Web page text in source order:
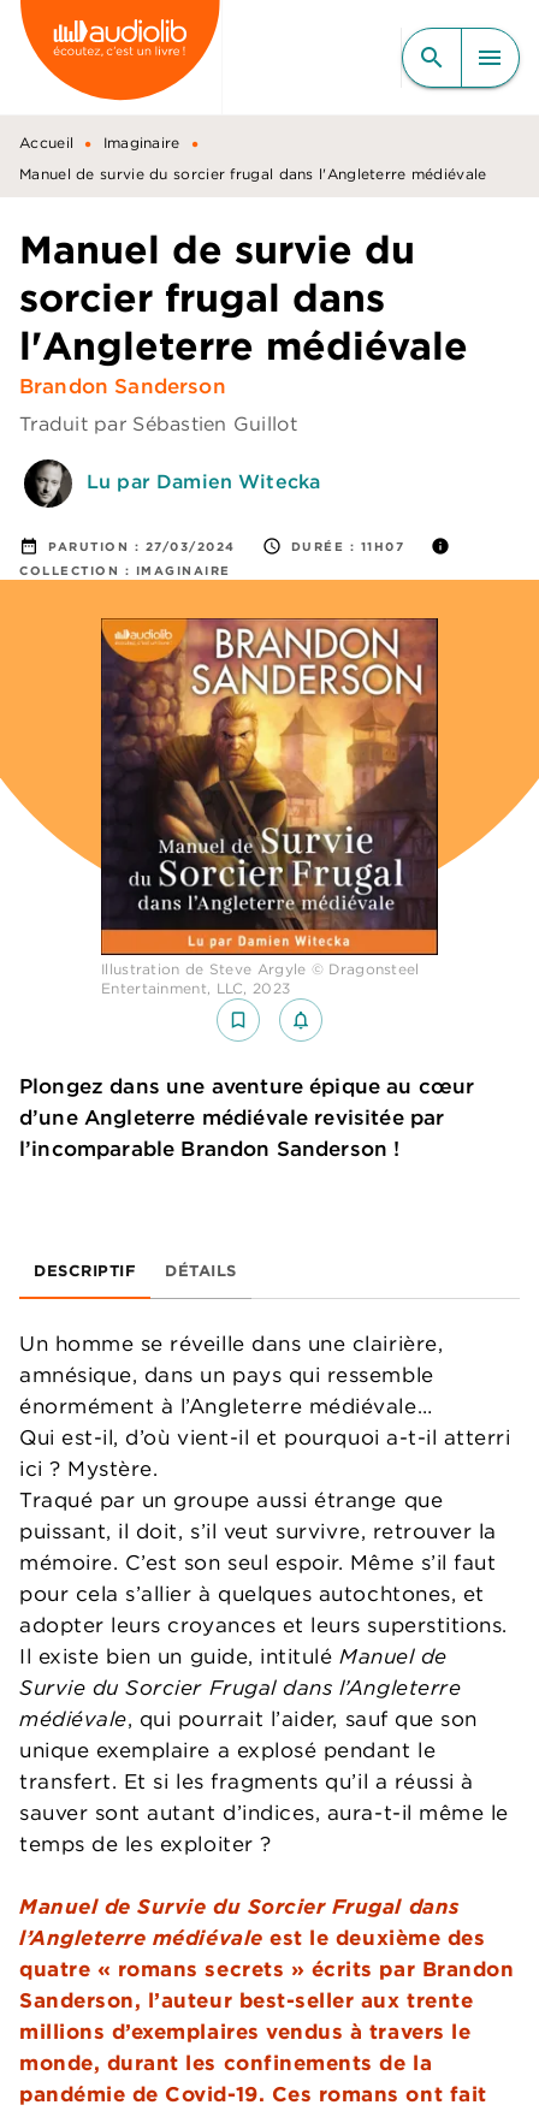
MENU RECHERCHE
CONTENU
PIED DE PAGE
search menu
Accueil • Imaginaire •
Manuel de survie du sorcier frugal dans l'Angleterre médiévale
Manuel de survie du
sorcier frugal dans
l'Angleterre médiévale
Brandon Sanderson
Traduit par Sébastien Guillot
Lu par Damien Witecka
date_range PARUTION : 27/03/2024 access_time DURÉE : 11H07 info
COLLECTION : IMAGINAIRE
Illustration de Steve Argyle © Dragonsteel
Entertainment, LLC, 2023
bookmark_border notifications_none_outlined
Plongez dans une aventure épique au cœur
d’une Angleterre médiévale revisitée par
l’incomparable Brandon Sanderson !
DESCRIPTIF DÉTAILS
Un homme se réveille dans une clairière,
amnésique, dans un pays qui ressemble
énormément à l’Angleterre médiévale…
Qui est-il, d’où vient-il et pourquoi a-t-il atterri
ici ? Mystère.
Traqué par un groupe aussi étrange que
puissant, il doit, s’il veut survivre, retrouver la
mémoire. C’est son seul espoir. Même s’il faut
pour cela s’allier à quelques autochtones, et
adopter leurs croyances et leurs superstitions.
Il existe bien un guide, intituléManuel de
Survie du Sorcier Frugal dans l’Angleterre
médiévale, qui pourrait l’aider, sauf que son
unique exemplaire a explosé pendant le
transfert. Et si les fragments qu’il a réussi à
sauver sont autant d’indices, aura-t-il même le
temps de les exploiter ?
Manuel de Survie du Sorcier Frugal dans
l’Angleterre médiévaleest le deuxième des
quatre « romans secrets » écrits par Brandon
Sanderson, l’auteur best-seller aux trente
millions d’exemplaires vendus à travers le
monde, durant les confinements de la
pandémie de Covid-19. Ces romans ont fait